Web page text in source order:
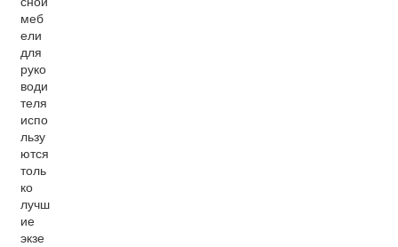
меб
ели
для
руко
води
теля
испо
льзу
ются
толь
ко
лучш
ие
экзе